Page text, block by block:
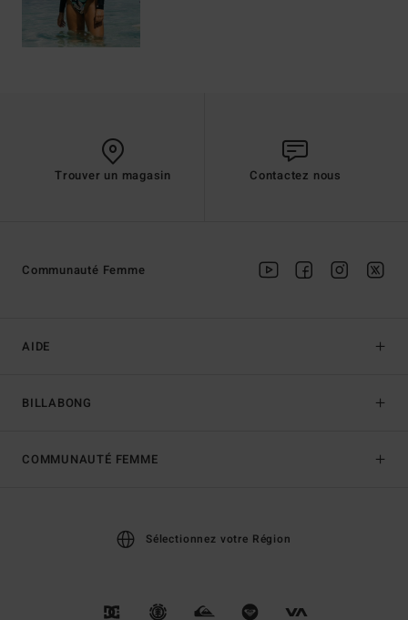
Trouver un magasin Contactez nous
AIDE
BILLABONG
Communauté Femme
COMMUNAUTÉ FEMME
Sélectionnez votre Région